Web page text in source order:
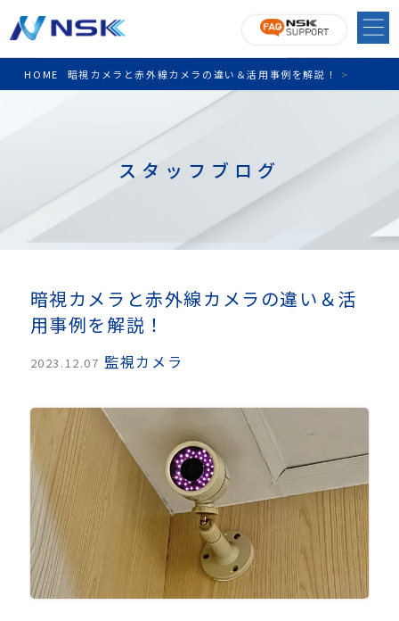
HOME >
暗視カメラと赤外線カメラの違い＆活用事例を解説！
スタッフブログ
暗視カメラと赤外線カメラの違い＆活
用事例を解説！
2023.12.07 監視カメラ